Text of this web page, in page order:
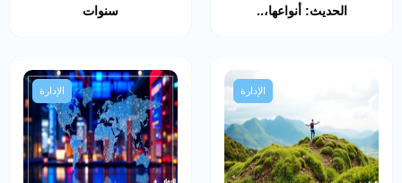
الحديث: أنواعها،..
سنوات
الإدارة الإدارة